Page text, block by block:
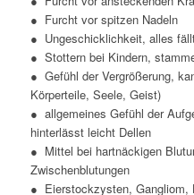
● Furcht vor spitzen Nadeln
● Ungeschicklichkeit, alles
● Stottern bei Kindern,
● Gefühl der Vergrößerung,
Körperteile, Seele, Geist)
● allgemeines Gefühl der
hinterlässt leicht Dellen
● Mittel bei hartnäckigen
Zwischenblutungen
● Eierstockzysten, Gangliom,